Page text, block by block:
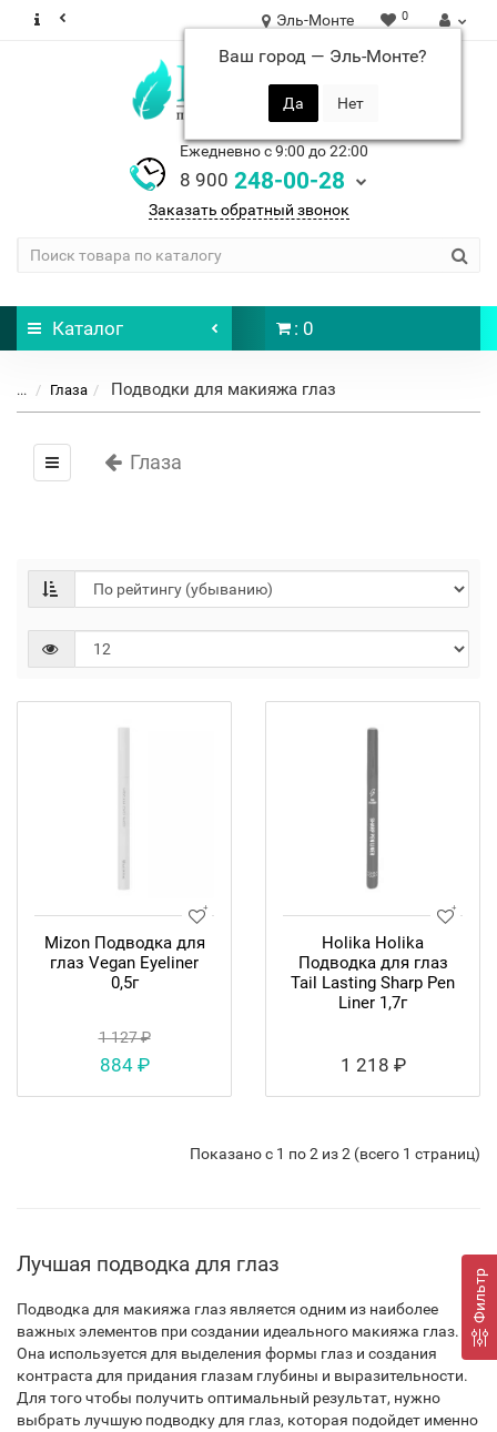
Эль-Монте
Ваш город — Эль-Монте?
0
Ежедневно с 9:00 до 22:00
8 900 248-00-28
Заказать обратный звонок
Каталог : 0
... Глаза Подводки для макияжа глаз
Глаза
Фильтр
Mizon Подводка для
глаз Vegan Eyeliner
0,5г
1 127 ₽
884 ₽
Holika Holika
Подводка для глаз
Tail Lasting Sharp Pen
Liner 1,7г
1 218 ₽
Показано с 1 по 2 из 2 (всего 1 страниц)
Лучшая подводка для глаз
Подводка для макияжа глаз является одним из наиболее
важных элементов при создании идеального макияжа глаз.
Она используется для выделения формы глаз и создания
контраста для придания глазам глубины и выразительности.
Для того чтобы получить оптимальный результат, нужно
выбрать лучшую подводку для глаз, которая подойдет именно